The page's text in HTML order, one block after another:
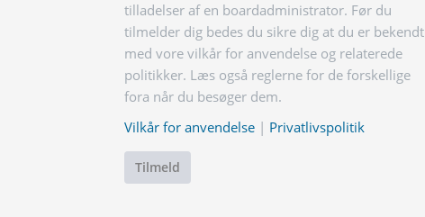
tilladelser af en boardadministrator. Før du
tilmelder dig bedes du sikre dig at du er bekendt
med vore vilkår for anvendelse og relaterede
politikker. Læs også reglerne for de forskellige
fora når du besøger dem.
Vilkår for anvendelse | Privatlivspolitik
Tilmeld